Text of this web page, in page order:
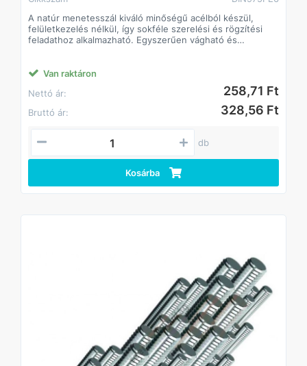
A natúr menetesszál kiváló minőségű acélból készül,
felületkezelés nélkül, így sokféle szerelési és rögzítési
feladathoz alkalmazható. Egyszerűen vágható és
Jellemzők:
• Széles méretválaszték: különböző átmérők és
• Kompatibilis standard anyákkal és alátétekkel
• Tartós, erős és sokoldalú
Van raktáron
Nettó ár:
258,71 Ft
Bruttó ár: 328,56 Ft
db
Kosárba